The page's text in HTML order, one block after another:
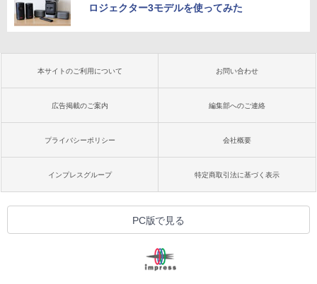
ロジェクター3モデルを使ってみた
本サイトのご利用について お問い合わせ
広告掲載のご案内 編集部へのご連絡
プライバシーポリシー 会社概要
インプレスグループ 特定商取引法に基づく表示
PC版で見る